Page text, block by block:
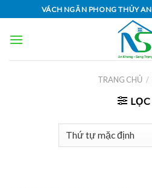
to
content
VÁCH NGĂN PHONG THỦY
TRANG CHỦ /
LỌC